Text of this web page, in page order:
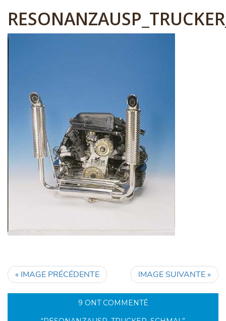
« IMAGE PRÉCÉDENTE IMAGE SUIVANTE »
9 ONT COMMENTÉ